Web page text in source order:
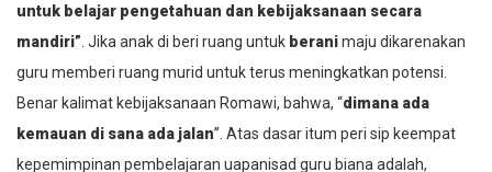
untuk belajar pengetahuan dan kebijaksanaan secara
mandiri” . Jika anak di beri ruang untuk beranimaju dikarenakan
guru memberi ruang murid untuk terus meningkatkan potensi.
Benar kalimat kebijaksanaan Romawi, bahwa, “dimana ada
kemauan di sana ada jalan” . Atas dasar itum peri sip keempat
kepemimpinan pembelajaran uapanisad guru biana adalah,